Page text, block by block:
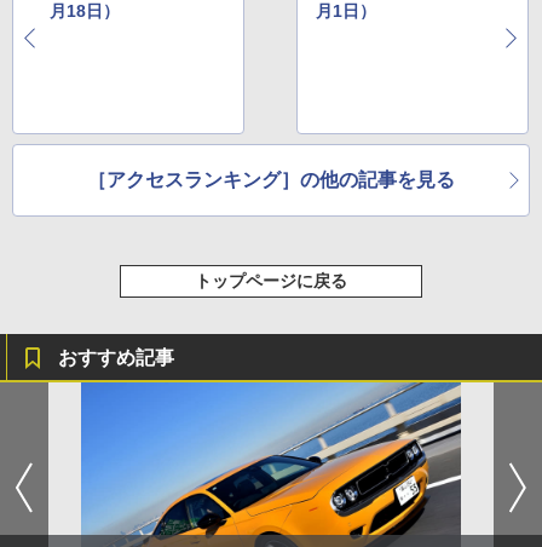
月18日）
月1日）
［アクセスランキング］の他の記事を見る
トップページに戻る
おすすめ記事